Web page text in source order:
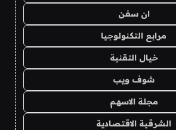
ان سفن
مرابع التكنولوجيا
خيال التقنية
شوف ويب
مجلة الاسهم
الشرقية الاقتصادية